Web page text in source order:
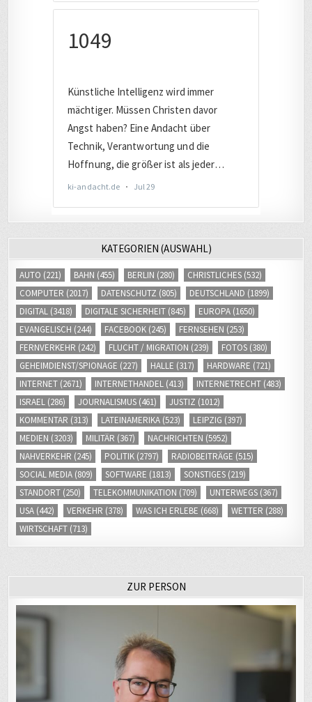
KATEGORIEN (AUSWAHL)
AUTO (221) BAHN (455) BERLIN (280) CHRISTLICHES (532)
COMPUTER (2017) DATENSCHUTZ (805) DEUTSCHLAND (1899)
DIGITAL (3418) DIGITALE SICHERHEIT (845) EUROPA (1650)
EVANGELISCH (244) FACEBOOK (245) FERNSEHEN (253)
FERNVERKEHR (242) FLUCHT / MIGRATION (239) FOTOS (380)
GEHEIMDIENST/SPIONAGE (227) HALLE (317) HARDWARE (721)
INTERNET (2671) INTERNETHANDEL (413) INTERNETRECHT (483)
ISRAEL (286) JOURNALISMUS (461) JUSTIZ (1012)
KOMMENTAR (313) LATEINAMERIKA (523) LEIPZIG (397)
MEDIEN (3203) MILITÄR (367) NACHRICHTEN (5952)
NAHVERKEHR (245) POLITIK (2797) RADIOBEITRÄGE (515)
SOCIAL MEDIA (809) SOFTWARE (1813) SONSTIGES (219)
STANDORT (250) TELEKOMMUNIKATION (709) UNTERWEGS (367)
USA (442) VERKEHR (378) WAS ICH ERLEBE (668) WETTER (288)
WIRTSCHAFT (713)
ZUR PERSON